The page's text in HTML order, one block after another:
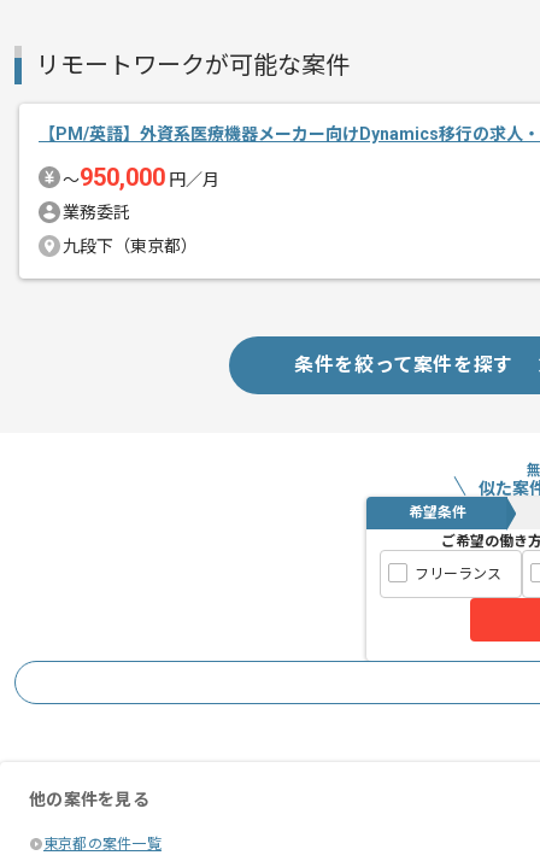
リモートワークが可能な案件
【PM/英語】外資系医療機器メーカー向けDynamics移行の求人
〜950,000 円／月
業務委託
九段下（東京都）
条件を絞って案件を探す
似た案
希望条件
ご希望の働き
フリーランス
他の案件を見る
東京都の案件一覧